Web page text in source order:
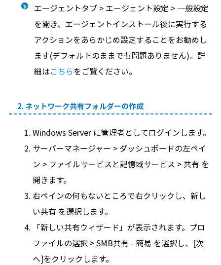
エージェントタブ > エージェント設定 > 一般設定
を開き、エージェントインストール後に実行する
アクションをあらかじめ設定することをお勧めし
ます(デフォルトのままでも問題ありません)。詳
細はこちらをご覧ください。
2. ネットワーク共有フォルダーの作成
Windows Server に管理者としてログインします。
サーバーマネージャー > ダッシュボードの左ペイ
ン > ファイルサービスと記憶域サービス > 共有 を
開きます。
右ペインの何もないところで右クリックし、新し
い共有 を選択します。
「新しい共有ウィザード」が表示されます。プロ
ファイルの選択 > SMB共有 - 簡易 を選択し、[次
へ]をクリックします。